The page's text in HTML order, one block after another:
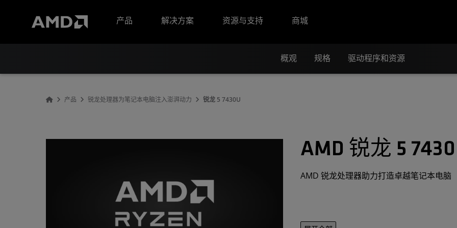
产品
解决方案 资源与支持 商城
概观 规格 驱动程序和资源
产品 锐龙处理器为笔记本电脑注入澎湃动力 锐龙 5 7430U
AMD 锐龙 5
AMD 锐龙处理器助力打造卓越笔记本电脑